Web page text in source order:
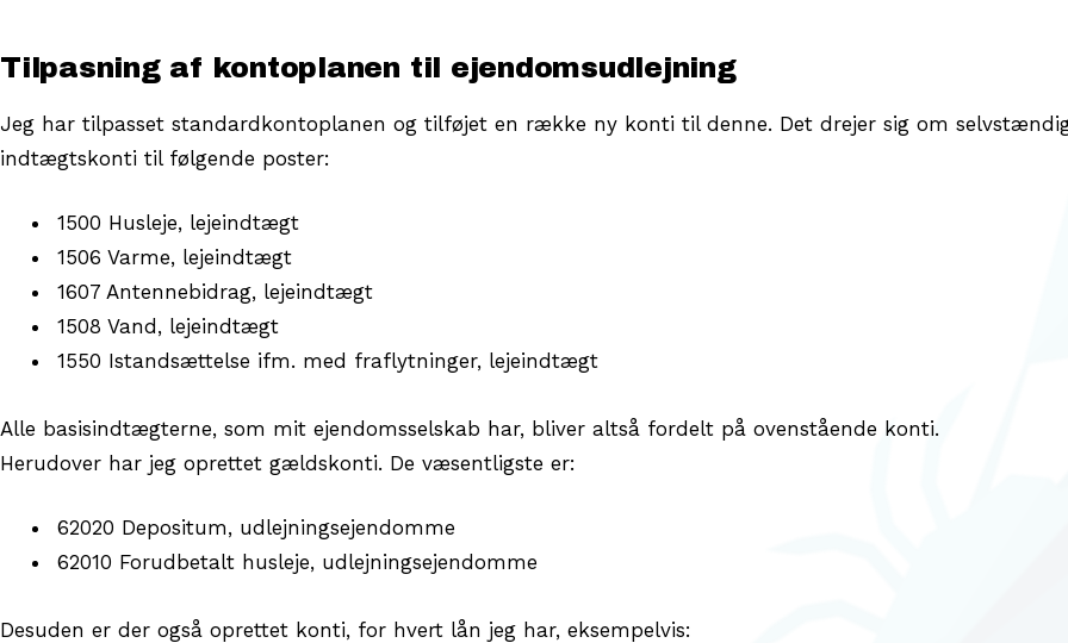
Tilpasning af kontoplanen til ejendomsudlejning
Jeg har tilpasset standardkontoplanen og tilføjet en række ny konti til denne. Det drejer sig om
indtægtskonti til følgende poster:
1500 Husleje, lejeindtægt
1506 Varme, lejeindtægt
1607 Antennebidrag, lejeindtægt
1508 Vand, lejeindtægt
1550 Istandsættelse ifm. med fraflytninger, lejeindtægt
Alle basisindtægterne, som mit ejendomsselskab har, bliver altså fordelt på ovenstående konti.
Herudover har jeg oprettet gældskonti. De væsentligste er:
62020 Depositum, udlejningsejendomme
62010 Forudbetalt husleje, udlejningsejendomme
Desuden er der også oprettet konti, for hvert lån jeg har, eksempelvis: